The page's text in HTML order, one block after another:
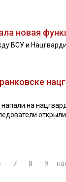
новая
ВСУ и
на
7 8 9